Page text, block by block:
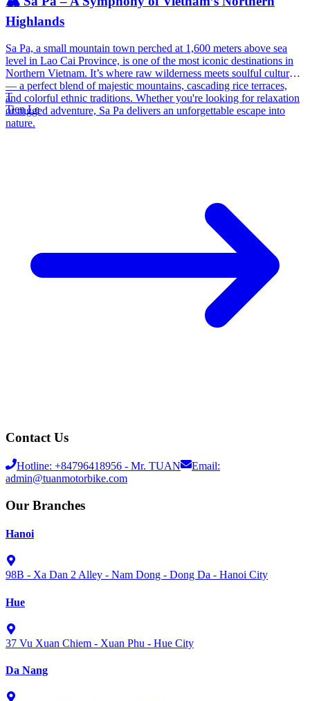
Highlands
Sa Pa, a small mountain town perched at 1,600 meters above sea
level in Lao Cai Province, is one of the most iconic destinations in
Northern Vietnam. It’s where raw wilderness meets soulful culture
— a perfect blend of majestic mountains, cascading rice terraces,
and colorful ethnic traditions. Whether you're looking for relaxation
or rugged adventure, Sa Pa delivers an unforgettable escape into
nature.
T
Tien Le
Contact Us
Hotline: +84796418956 - Mr. TUAN
Email:
admin@tuanmotorbike.com
Our Branches
Hanoi
98B - Xa Dan 2 Alley - Nam Dong - Dong Da - Hanoi City
Hue
37 Vu Xuan Chiem - Xuan Phu - Hue City
Da Nang